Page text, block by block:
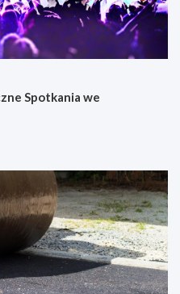
Spotkania we